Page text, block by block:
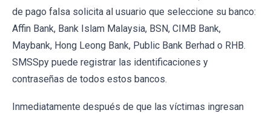
de pago falsa solicita al usuario que seleccione su banco:
Affin Bank, Bank Islam Malaysia, BSN, CIMB Bank,
Maybank, Hong Leong Bank, Public Bank Berhad o RHB.
SMSSpy puede registrar las identificaciones y
contraseñas de todos estos bancos.
Inmediatamente después de que las víctimas ingresan